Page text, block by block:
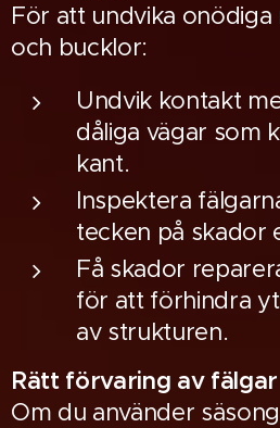
För att undvika
och bucklor:
Undvik kontakt
dåliga vägar som
kant.
Inspektera
tecken på skador
Få skador
för att förhindra
av strukturen.
Rätt förvaring av fälgar
Om du använder